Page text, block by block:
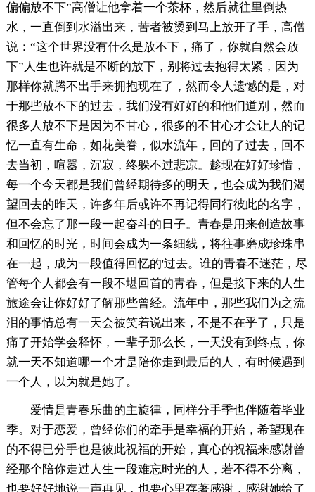
偏偏放不下”高僧让他拿着一个茶杯，然后就往里倒热
水，一直倒到水溢出来，苦者被烫到马上放开了手，高僧
说：“这个世界没有什么是放不下，痛了，你就自然会放
下”人生也许就是不断的放下，别将过去抱得太紧，因为
那样你就腾不出手来拥抱现在了，然而令人遗憾的是，对
于那些放不下的过去，我们没有好好的和他们道别，然而
很多人放不下是因为不甘心，很多的不甘心才会让人的记
忆一直有生命，如花美眷，似水流年，回的了过去，回不
去当初，喧嚣，沉寂，终躲不过悲凉。趁现在好好珍惜，
每一个今天都是我们曾经期待多的明天，也会成为我们渴
望回去的昨天，许多年后或许不再记得同行彼此的名字，
但不会忘了那一段一起奋斗的日子。青春是用来创造故事
和回忆的时光，时间会成为一条细线，将往事磨成珍珠串
在一起，成为一段值得回忆的'过去。谁的青春不迷茫，尽
管每个人都会有一段不堪回首的青春，但是接下来的人生
旅途会让你好好了解那些曾经。流年中，那些我们为之流
泪的事情总有一天会被笑着说出来，不是不在乎了，只是
痛了开始学会释怀，一辈子那么长，一天没有到终点，你
就一天不知道哪一个才是陪你走到最后的人，有时候遇到
一个人，以为就是她了。
爱情是青春乐曲的主旋律，同样分手季也伴随着毕业
季。对于恋爱，曾经你们的牵手是幸福的开始，希望现在
的不得已分手也是彼此祝福的开始，真心的祝福来感谢曾
经那个陪你走过人生一段难忘时光的人，若不得不分离，
也要好好地说一声再见，也要心里存著感谢，感谢她给了